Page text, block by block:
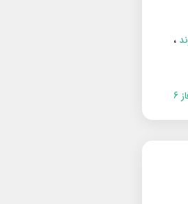
6